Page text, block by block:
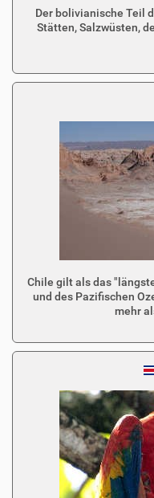
Der bolivianische Teil
Stätten, Salzwüsten,
Chile gilt als das
und des Pazifischen
mehr